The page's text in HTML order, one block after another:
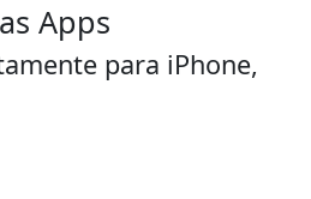
Apps
para iPhone,